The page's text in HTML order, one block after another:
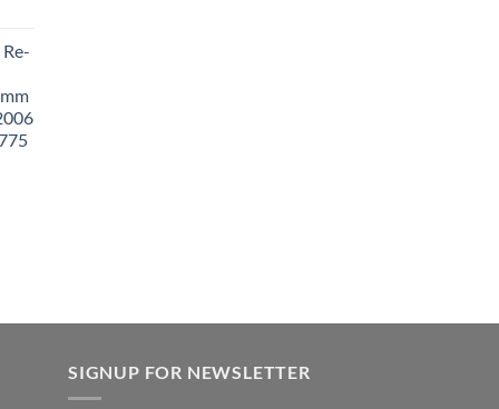
SIGNUP FOR NEWSLETTER